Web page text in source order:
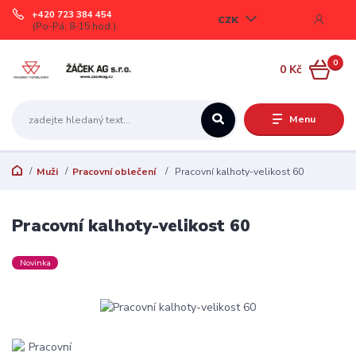
Menu
CZK
+420 723 384 454
(Po-Pá, 8-15 hod.)
0
0 Kč
Muži Pracovní oblečení Pracovní kalhoty-velikost 60
Pracovní kalhoty-velikost 60
Novinka